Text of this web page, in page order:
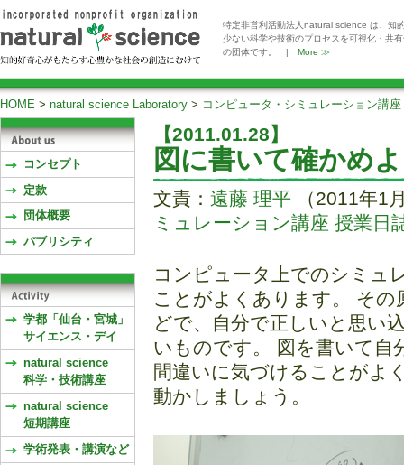
特定非営利活動法人natural science は、知
少ない科学や技術のプロセスを可視化・共
の団体です。 | More ≫
HOME > natural science Laboratory > コンピュータ・シミュレーション講座
【2011.01.28】
図に書いて確かめ
文責： 遠藤 理平 （2011年1
ミュレーション講座 授業日
コンピュータ上でのシミュ
ことがよくあります。 そ
どで、自分で正しいと思い
いものです。 図を書いて自
間違いに気づけることがよ
動かしましょう。
コンセプト
定款
団体概要
パブリシティ
学都「仙台・宮城」
サイエンス・デイ
natural science
科学・技術講座
natural science
短期講座
学術発表・講演など